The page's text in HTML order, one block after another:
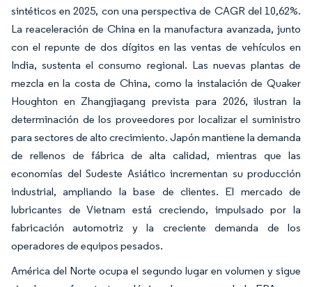
sintéticos en 2025, con una perspectiva de CAGR del 10,62%.
La reaceleración de China en la manufactura avanzada, junto
con el repunte de dos dígitos en las ventas de vehículos en
India, sustenta el consumo regional. Las nuevas plantas de
mezcla en la costa de China, como la instalación de Quaker
Houghton en Zhangjiagang prevista para 2026, ilustran la
determinación de los proveedores por localizar el suministro
para sectores de alto crecimiento. Japón mantiene la demanda
de rellenos de fábrica de alta calidad, mientras que las
economías del Sudeste Asiático incrementan su producción
industrial, ampliando la base de clientes. El mercado de
lubricantes de Vietnam está creciendo, impulsado por la
fabricación automotriz y la creciente demanda de los
operadores de equipos pesados.
América del Norte ocupa el segundo lugar en volumen y sigue